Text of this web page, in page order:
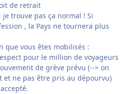
de retrait
trouve pas ça normal ! Si
, la Pays ne tournera plus
que vous êtes mobilisés :
pour le million de voyageurs
de grève prévu (--> on
ne pas être pris au dépourvu)